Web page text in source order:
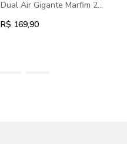
Dual Air Gigante Marfim 2
R$ 169,90